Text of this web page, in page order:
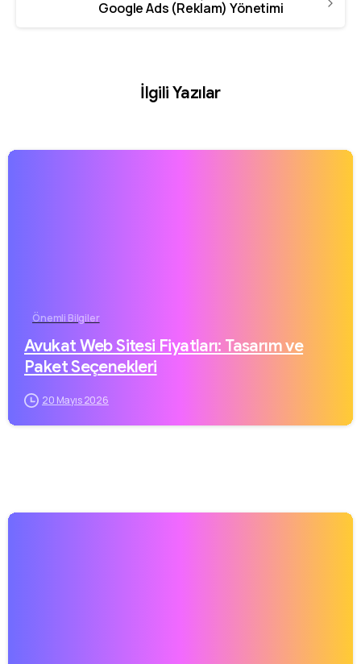
Google Ads (Reklam) Yönetimi
İlgili Yazılar
Önemli Bilgiler
Avukat Web Sitesi Fiyatları: Tasarım ve
Paket Seçenekleri
20 Mayıs 2026